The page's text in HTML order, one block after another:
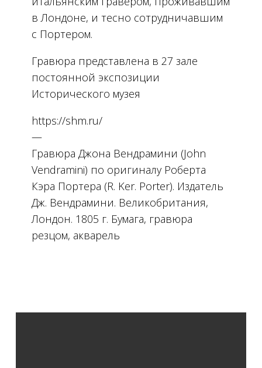
в Лондоне, и тесно сотрудничавшим
с Портером.
Гравюра представлена в 27 зале
постоянной экспозиции
Исторического музея
https://shm.ru/
—
Гравюра Джона Вендрамини (John
Vendramini) по оригиналу Роберта
Кэра Портера (R. Ker. Porter). Издатель
Дж. Вендрамини. Великобритания,
Лондон. 1805 г. Бумага, гравюра
резцом, акварель